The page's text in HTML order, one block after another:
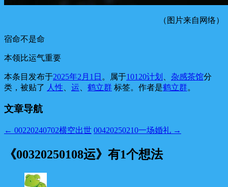
（图片来自网络）
宿命不是命
本领比运气重要
本条目发布于2025年2月1日 。属于10120计划 杂感茶馆分
类，被贴了 人性 运 鹤立群 标签。 作者是鹤立群。
文章导航
← 00220240702横空出世 00420250210一场婚礼 →
《00320250108运》有1个想法